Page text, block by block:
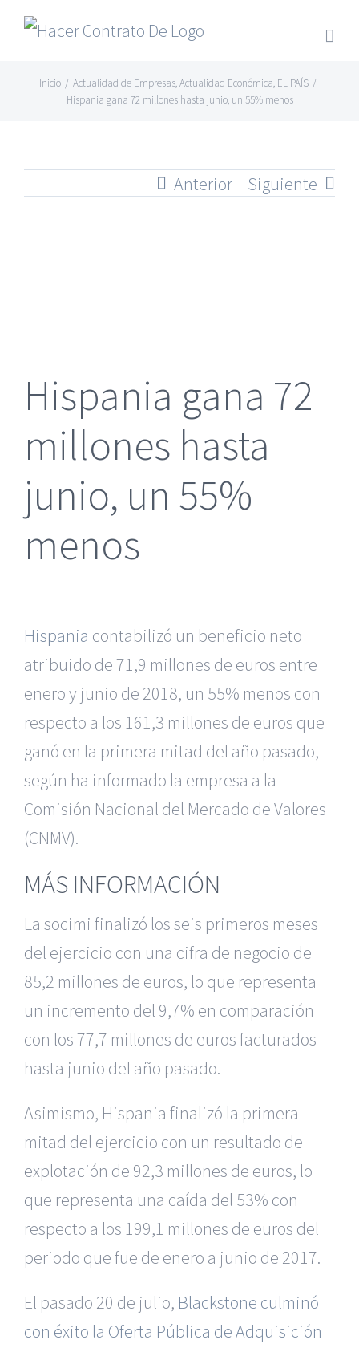
Skip
Inicio / Actualidad de Empresas,Actualidad Económica, EL PAÍS /
Hispania gana 72 millones hasta junio, un 55% menos
Anterior Siguiente
Hispania gana 72
millones hasta
junio, un 55%
menos
Hispania contabilizó un beneficio neto
atribuido de 71,9 millones de euros entre
enero y junio de 2018, un 55% menos con
respecto a los 161,3 millones de euros que
ganó en la primera mitad del año pasado,
según ha informado la empresa a la
Comisión Nacional del Mercado de Valores
(CNMV).
MÁS INFORMACIÓN
La socimi finalizó los seis primeros meses
del ejercicio con una cifra de negocio de
85,2 millones de euros, lo que representa
un incremento del 9,7% en comparación
con los 77,7 millones de euros facturados
hasta junio del año pasado.
Asimismo, Hispania finalizó la primera
mitad del ejercicio con un resultado de
explotación de 92,3 millones de euros, lo
que representa una caída del 53% con
respecto a los 199,1 millones de euros del
periodo que fue de enero a junio de 2017.
El pasado 20 de julio, Blackstone culminó
con éxito la Oferta Pública de Adquisición